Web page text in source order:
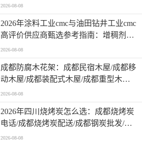
电话/本地服务能力与真实案例剖析
2026-08-08
2026年涂料工业cmc与油田钻井工业cmc
高评价供应商甄选参考指南：增稠剂羧
甲基纤维素/实力盘点
2026-08-08
成都防腐木花架：成都民宿木屋/成都移
动木屋/成都装配式木屋/成都重型木屋/
木屋别墅与装配式木屋怎么做更省心
2026-08-08
2026年四川烧烤炭怎么选：成都烧烤炭
电话/成都烧烤炭配送/成都钢炭批发/成
都高温竹炭/本地口碑竹炭
2026-08-08